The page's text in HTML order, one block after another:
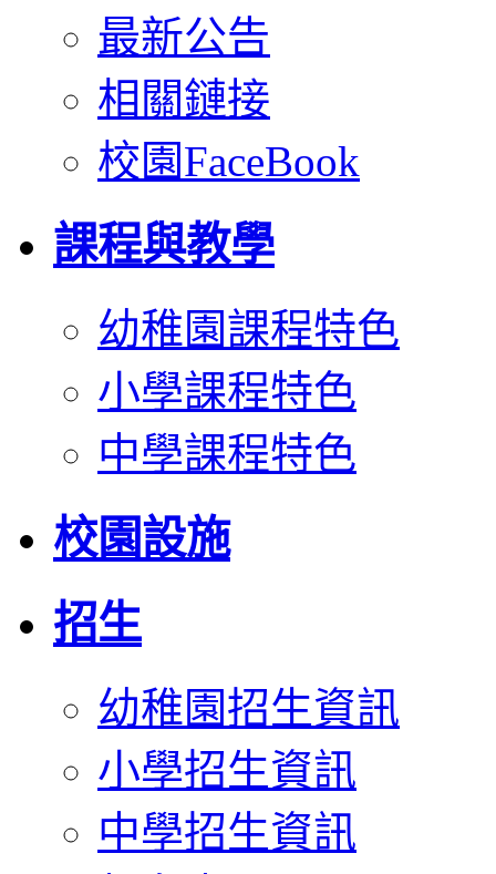
最新公告
相關鏈接
校園FaceBook
課程與教學
幼稚園課程特色
小學課程特色
中學課程特色
校園設施
招生
幼稚園招生資訊
小學招生資訊
中學招生資訊